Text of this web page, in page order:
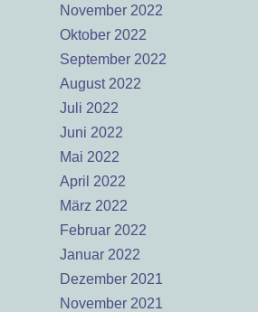
November 2022
Oktober 2022
September 2022
August 2022
Juli 2022
Juni 2022
Mai 2022
April 2022
März 2022
Februar 2022
Januar 2022
Dezember 2021
November 2021